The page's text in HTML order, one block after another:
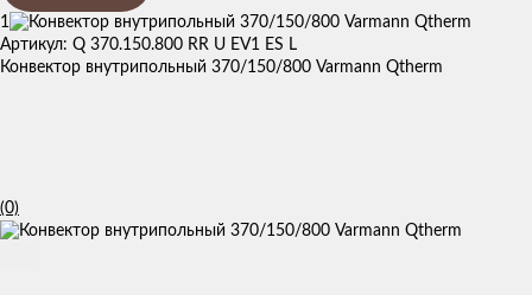
1
Артикул: Q 370.150.800 RR U EV1 ES L
Конвектор внутрипольный 370/150/800 Varmann Qtherm
(0)